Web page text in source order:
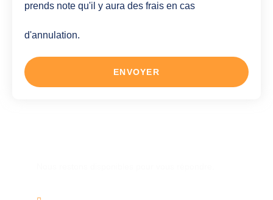
prends note qu'il y aura des frais en cas
d'annulation.
ENVOYER